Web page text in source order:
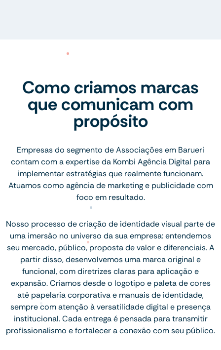
Como criamos marcas
que comunicam com
propósito
Empresas do segmento de Associações em Barueri
contam com a expertise da Kombi Agência Digital para
implementar estratégias que realmente funcionam.
Atuamos como agência de marketing e publicidade com
foco em resultado.
Nosso processo de criação de identidade visual parte de
uma imersão no universo da sua empresa: entendemos
seu mercado, público, proposta de valor e diferenciais. A
partir disso, desenvolvemos uma marca original e
funcional, com diretrizes claras para aplicação e
expansão. Criamos desde o logotipo e paleta de cores
até papelaria corporativa e manuais de identidade,
sempre com atenção à versatilidade digital e presença
institucional. Cada entrega é pensada para transmitir
profissionalismo e fortalecer a conexão com seu público.